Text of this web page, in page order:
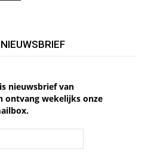
nieuwsbrief van
ontvang wekelijks onze